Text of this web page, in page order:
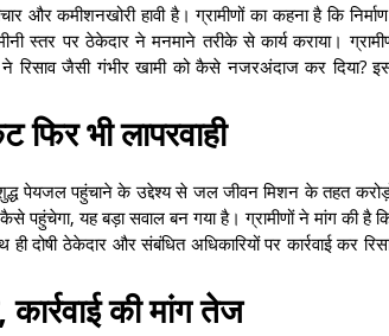
कमीशनखोरी हावी है। ग्रामीणों का कहना है कि निर्माण
स्तर पर ठेकेदार ने मनमाने तरीके से कार्य कराया।
ने रिसाव जैसी गंभीर खामी को कैसे नजरअंदाज कर दिया?
भी लापरवाही
पेयजल पहुंचाने के उद्देश्य से जल जीवन मिशन के तहत
कैसे पहुंचेगा, यह बड़ा सवाल बन गया है। ग्रामीणों ने मांग की है
दोषी ठेकेदार और संबंधित अधिकारियों पर कार्रवाई कर
की मांग तेज